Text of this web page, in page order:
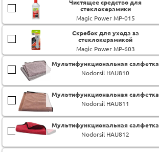
Чистящее средство для
стеклокерамики
Magic Power MP-015
Скребок для ухода за
стеклокерамикой
Magic Power MP-603
Мультифункциональная салфетка
Nodorsil HAU810
Мультифункциональная салфетка
Nodorsil HAU811
Мультифункциональная салфетка
Nodorsil HAU812